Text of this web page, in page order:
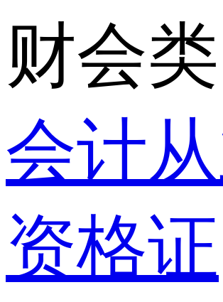
财会类
会计
资格证